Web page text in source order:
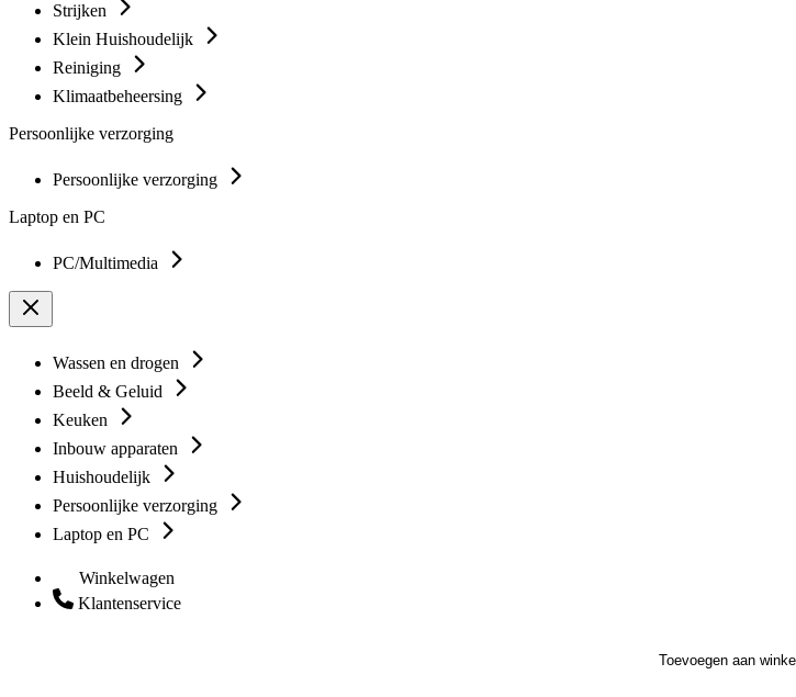
Strijken
Klein Huishoudelijk
Reiniging
Klimaatbeheersing
Persoonlijke verzorging
Persoonlijke verzorging
Laptop en PC
PC/Multimedia
Wassen en drogen
Beeld & Geluid
Keuken
Inbouw apparaten
Huishoudelijk
Persoonlijke verzorging
Laptop en PC
Winkelwagen
Klantenservice
Toevoegen aan